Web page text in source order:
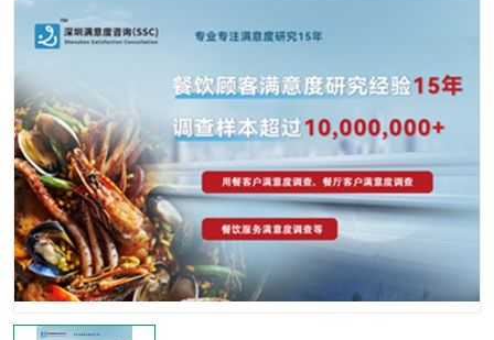
公共事务满意度调查 餐饮业满意度调查
营商环境满意度 员工满意度
服务满意度调查 汽车行业满意度